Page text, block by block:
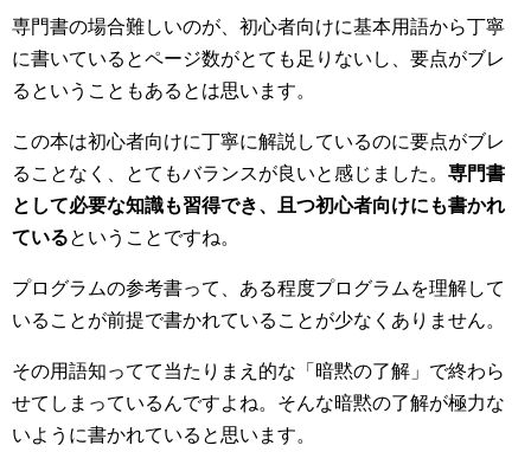
専門書の場合難しいのが、初心者向けに基本用語から丁寧
に書いているとページ数がとても足りないし、要点がブレ
るということもあるとは思います。
この本は初心者向けに丁寧に解説しているのに要点がブレ
ることなく、とてもバランスが良いと感じました。 専門書
として必要な知識も習得でき、且つ初心者向けにも書かれ
ているということですね。
プログラムの参考書って、ある程度プログラムを理解して
いることが前提で書かれていることが少なくありません。
その用語知ってて当たりまえ的な「暗黙の了解」で終わら
せてしまっているんですよね。そんな暗黙の了解が極力な
いように書かれていると思います。